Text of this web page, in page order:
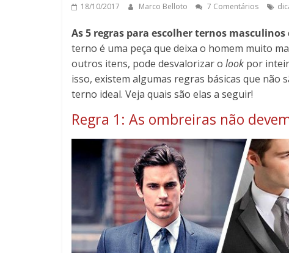
18/10/2017 Marco Belloto 7 Comentários
As 5 regras para escolher ternos
terno é uma peça que deixa o homem muito
outros itens, pode desvalorizar o look por
isso, existem algumas regras básicas que não
terno ideal. Veja quais são elas a seguir!
Regra 1: As ombreiras não